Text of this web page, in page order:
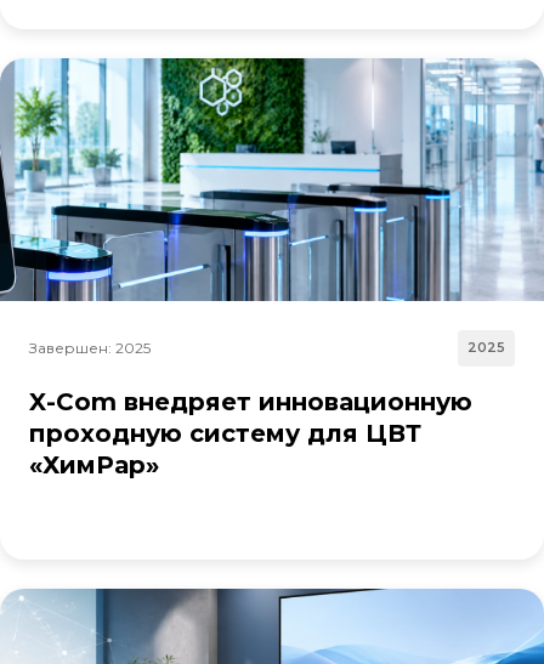
Завершен: 2025 2025
X-Com внедряет инновационную
проходную систему для ЦВТ
«ХимРар»